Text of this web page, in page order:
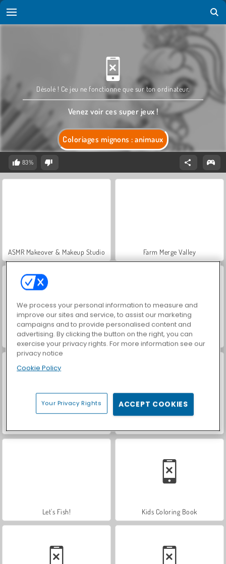
Coloriages mignons : animaux
Désolé ! Ce jeu ne fonctionne que sur ton ordinateur.
Venez voir ces super jeux !
83%
ASMR Makeover & Makeup Studio Farm Merge Valley
VegaMix Da Vinci Puzzles Hidden Object: Street of Secrets
Let's Fish! Kids Coloring Book
We process your personal information to measure and
improve our sites and service, to assist our marketing
campaigns and to provide personalised content and
advertising. By clicking the button on the right, you can
exercise your privacy rights. For more information see our
privacy notice
Cookie Policy
Your Privacy Rights ACCEPT COOKIES